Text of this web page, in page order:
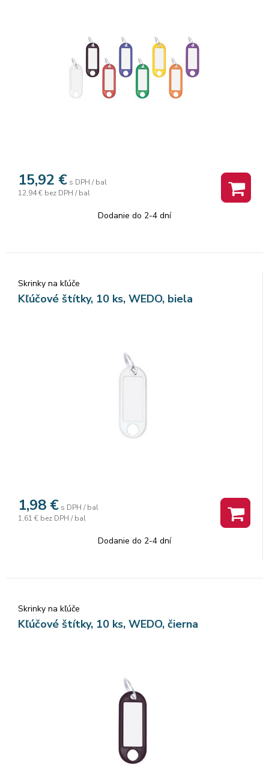
15,92 € s DPH / bal
12,94 € bez DPH / bal
Dodanie do 2-4 dní
Skrinky na kľúče
Kľúčové štítky, 10 ks, WEDO, biela
1,98 € s DPH / bal
1,61 € bez DPH / bal
Dodanie do 2-4 dní
Skrinky na kľúče
Kľúčové štítky, 10 ks, WEDO, čierna